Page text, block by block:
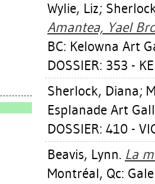
Wylie, Liz;
Amantea, Yael
BC: Kelowna Art
DOSSIER: 353 -
Sherlock, Diana;
Esplanade Art
DOSSIER: 410 -
Beavis, Lynn. La
Montréal, Qc: